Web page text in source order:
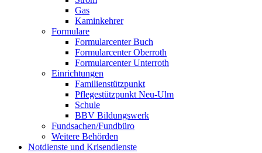
Gas
Kaminkehrer
Formulare
Formularcenter Buch
Formularcenter Oberroth
Formularcenter Unterroth
Einrichtungen
Familienstützpunkt
Pflegestützpunkt Neu-Ulm
Schule
BBV Bildungswerk
Fundsachen/Fundbüro
Weitere Behörden
Notdienste und Krisendienste